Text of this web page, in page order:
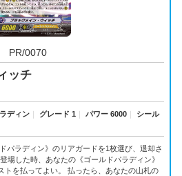
PR/0070
ッチ
ディン ｜ グレード 1 ｜ パワー 6000 ｜
シール
パラディン》のリアガードを1枚選び、退却さ
場した時、あなたの《ゴールドパラディン》
トを払ってよい。 払ったら、あなたの山札の